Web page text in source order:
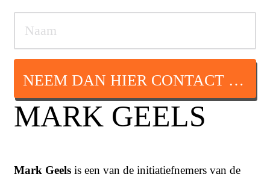
NEEM DAN HIER CONTACT OP
MARK GEELS
Mark Geels is een van de initiatiefnemers van de